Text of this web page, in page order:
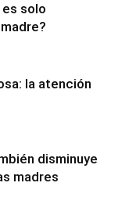
es solo
la atención
disminuye
madres